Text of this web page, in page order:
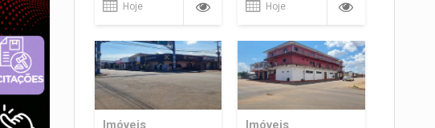
Hoje Hoje
Imóveis Imóveis